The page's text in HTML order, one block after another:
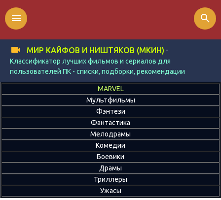
МИР КАЙФОВ И НИШТЯКОВ (МКИН) -
Классификатор лучших фильмов и сериалов для
пользователей ПК - списки, подборки, рекомендации
menu search
MARVEL
Мультфильмы
Фэнтези
Фантастика
Мелодрамы
Комедии
Боевики
Драмы
Триллеры
Ужасы